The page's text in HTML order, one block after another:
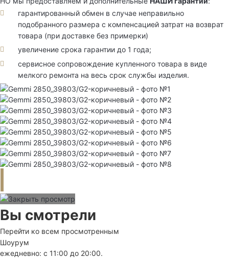
гарантированный обмен в случае неправильно
подобранного размера с компенсацией затрат на возврат
товара (при доставке без примерки)
увеличение срока гарантии до 1 года;
сервисное сопровождение купленного товара в виде
мелкого ремонта на весь срок службы изделия.
Вы смотрели
Перейти ко всем просмотренным
Шоурум
ежедневно: с 11:00 до 20:00.